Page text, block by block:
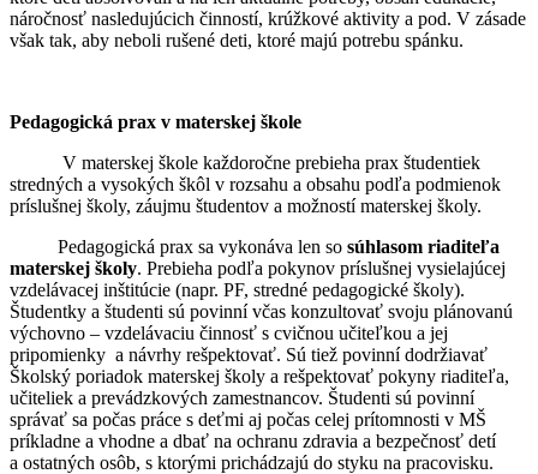
náročnosť nasledujúcich činností, krúžkové aktivity a pod. V zásade
však tak, aby neboli rušené deti, ktoré majú potrebu spánku.
Pedagogická prax v materskej škole
V materskej škole každoročne prebieha prax študentiek
stredných a vysokých škôl v rozsahu a obsahu podľa podmienok
príslušnej školy, záujmu študentov a možností materskej školy.
Pedagogická prax sa vykonáva len so súhlasom riaditeľa
materskej školy. Prebieha podľa pokynov príslušnej vysielajúcej
vzdelávacej inštitúcie (napr. PF, stredné pedagogické školy).
Študentky a študenti sú povinní včas konzultovať svoju plánovanú
výchovno – vzdelávaciu činnosť s cvičnou učiteľkou a jej
pripomienky a návrhy rešpektovať. Sú tiež povinní dodržiavať
Školský poriadok materskej školy a rešpektovať pokyny riaditeľa,
učiteliek a prevádzkových zamestnancov. Študenti sú povinní
správať sa počas práce s deťmi aj počas celej prítomnosti v MŠ
príkladne a vhodne a dbať na ochranu zdravia a bezpečnosť detí
a ostatných osôb, s ktorými prichádzajú do styku na pracovisku.